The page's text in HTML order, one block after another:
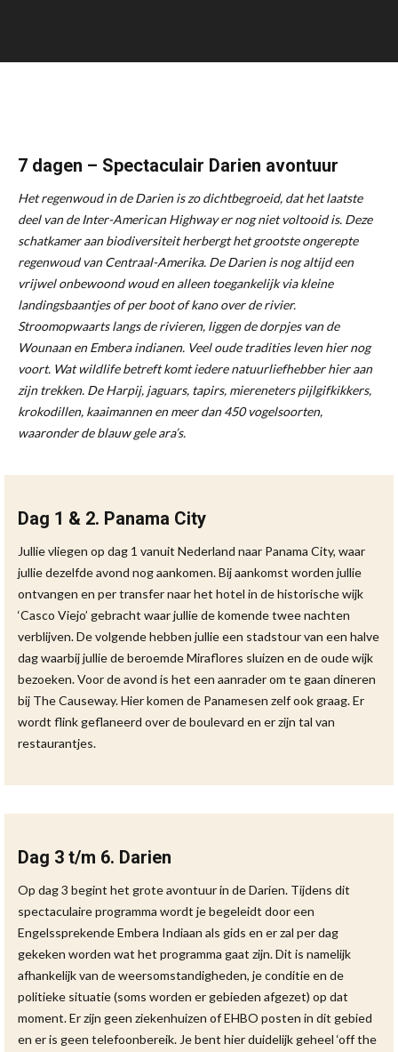
7 dagen – Spectaculair Darien avontuur
Het regenwoud in de Darien is zo dichtbegroeid, dat het laatste
deel van de Inter-American Highway er nog niet voltooid is. Deze
schatkamer aan biodiversiteit herbergt het grootste ongerepte
regenwoud van Centraal-Amerika. De Darien is nog altijd een
vrijwel onbewoond woud en alleen toegankelijk via kleine
landingsbaantjes of per boot of kano over de rivier.
Stroomopwaarts langs de rivieren, liggen de dorpjes van de
Wounaan en Embera indianen. Veel oude tradities leven hier nog
voort. Wat wildlife betreft komt iedere natuurliefhebber hier aan
zijn trekken. De Harpij, jaguars, tapirs, miereneters pijlgifkikkers,
krokodillen, kaaimannen en meer dan 450 vogelsoorten,
waaronder de blauw gele ara’s.
Dag 1 & 2. Panama City
Jullie vliegen op dag 1 vanuit Nederland naar Panama City, waar
jullie dezelfde avond nog aankomen. Bij aankomst worden jullie
ontvangen en per transfer naar het hotel in de historische wijk
‘Casco Viejo’ gebracht waar jullie de komende twee nachten
verblijven. De volgende hebben jullie een stadstour van een halve
dag waarbij jullie de beroemde Miraflores sluizen en de oude wijk
bezoeken. Voor de avond is het een aanrader om te gaan dineren
bij The Causeway. Hier komen de Panamesen zelf ook graag. Er
wordt flink geflaneerd over de boulevard en er zijn tal van
restaurantjes.
Dag 3 t/m 6. Darien
Op dag 3 begint het grote avontuur in de Darien. Tijdens dit
spectaculaire programma wordt je begeleidt door een
Engelssprekende Embera Indiaan als gids en er zal per dag
gekeken worden wat het programma gaat zijn. Dit is namelijk
afhankelijk van de weersomstandigheden, je conditie en de
politieke situatie (soms worden er gebieden afgezet) op dat
moment. Er zijn geen ziekenhuizen of EHBO posten in dit gebied
en er is geen telefoonbereik. Je bent hier duidelijk geheel ‘off the